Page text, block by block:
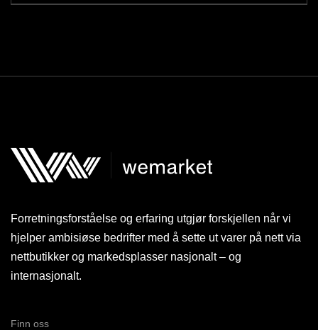
Forretningsforståelse og erfaring utgjør forskjellen når vi
hjelper ambisiøse bedrifter med å sette ut varer på nett via
nettbutikker og markedsplasser nasjonalt – og
internasjonalt.
Finn oss